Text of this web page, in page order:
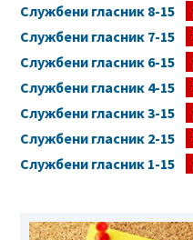
Службени гласник 8-15
Службени гласник 7-15
Службени гласник 6-15
Службени гласник 4-15
Службени гласник 3-15
Службени гласник 2-15
Службени гласник 1-15